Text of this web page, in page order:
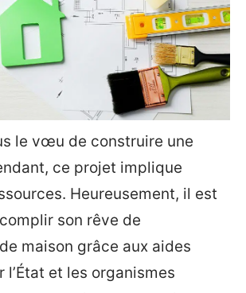
le vœu de construire une
ce projet implique
Heureusement, il est
son rêve de
maison grâce aux aides
l’État et les organismes